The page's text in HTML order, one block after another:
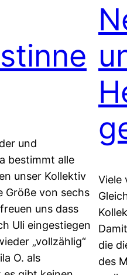
und
bestimmt alle
unser Kollektiv
Größe von sechs
uns dass
Uli eingestiegen
„vollzählig“
O. als
Viele
die
des